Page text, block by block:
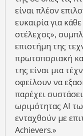
είναι πλέον
ευκαιρία για
στέλεχος»,
επιστήμη της
πρωτοποριακή
της είναι μια
οφείλουν να
παρέχει
ωριμότητας ΑΙ
ενταχθούν με
Achievers.»